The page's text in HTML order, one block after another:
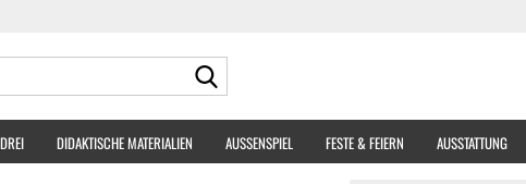
DIDAKTISCHE MATERIALIEN AUSSENSPIEL FESTE & FEIERN AUSSTATTUNG